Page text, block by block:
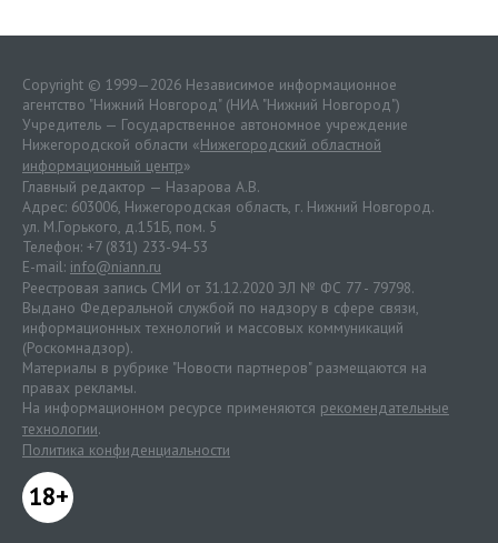
Copyright © 1999—2026 Независимое информационное
агентство "Нижний Новгород" (НИА "Нижний Новгород")
Учредитель — Государственное автономное учреждение
Нижегородской области «Нижегородский областной
информационный центр»
Главный редактор — Назарова А.В.
Адрес: 603006, Нижегородская область, г. Нижний Новгород.
ул. М.Горького, д.151Б, пом. 5
Телефон: +7 (831) 233-94-53
E-mail: info@niann.ru
Реестровая запись СМИ от 31.12.2020 ЭЛ № ФС 77 - 79798.
Выдано Федеральной службой по надзору в сфере связи,
информационных технологий и массовых коммуникаций
(Роскомнадзор).
Материалы в рубрике "Новости партнеров" размещаются на
правах рекламы.
На информационном ресурсе применяются рекомендательные
технологии.
Политика конфиденциальности
18+